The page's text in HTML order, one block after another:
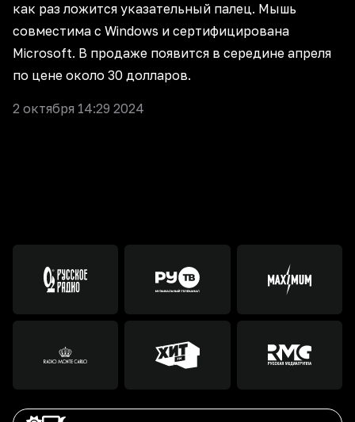
как раз ложится указательный палец. Мышь
совместима с Windows и сертифицирована
Microsoft. В продаже появится в середине апреля
по цене около 30 долларов.
2 октября 14:29 2024